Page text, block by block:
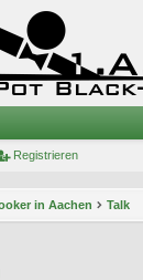
Registrieren
in Aachen Talk